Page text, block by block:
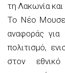
τη Λακωνία
Το Νέο
αναφοράς για
πολιτισμό,
στον